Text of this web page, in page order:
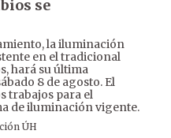
se
la iluminación
en el tradicional
hará su última
8 de agosto. El
trabajos para el
de iluminación vigente.
ÚH